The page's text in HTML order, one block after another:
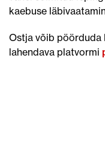
kaebuse
Ostja võib pöörduda
lahendava platvormi